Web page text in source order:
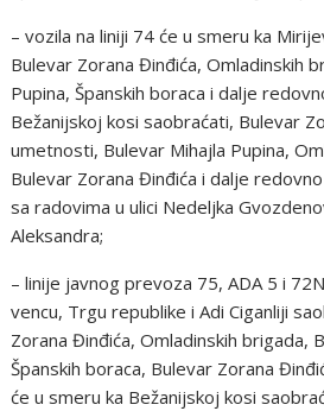
– vozila na liniji 74 će u smeru ka
Bulevar Zorana Đinđića, Omladinskih
Pupina, Španskih boraca i dalje
Bežanijskoj kosi saobraćati, Bulevar
umetnosti, Bulevar Mihajla Pupina,
Bulevar Zorana Đinđića i dalje
sa radovima u ulici Nedeljka
Aleksandra;
– linije javnog prevoza 75, ADA 5 i
vencu, Trgu republike i Adi Ciganliji
Zorana Đinđića, Omladinskih brigada,
Španskih boraca, Bulevar Zorana
će u smeru ka Bežanijskoj kosi